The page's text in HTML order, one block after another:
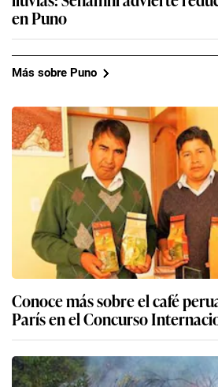
en Puno
Más sobre Puno
Conoce más sobre el café
París en el Concurso